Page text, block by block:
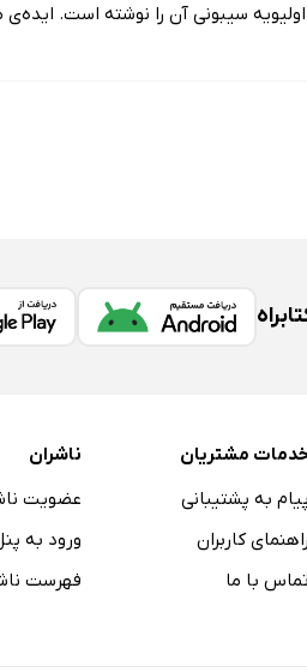
سیبونی آن را نوشته است.
مشتریان
پیام به پشتیبانی
راهنمای کاربران
تماس با ما
ناشران
عضویت
ورود به
فهرست